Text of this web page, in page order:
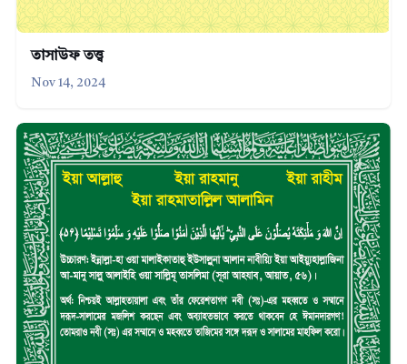
তাসাউফ তত্ত্ব
Nov 14, 2024